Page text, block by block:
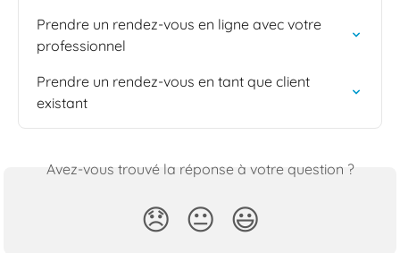
Prendre un rendez-vous en ligne avec votre
professionnel
Prendre un rendez-vous en tant que client
existant
Avez-vous trouvé la réponse à votre question ?
😞 😐 😃